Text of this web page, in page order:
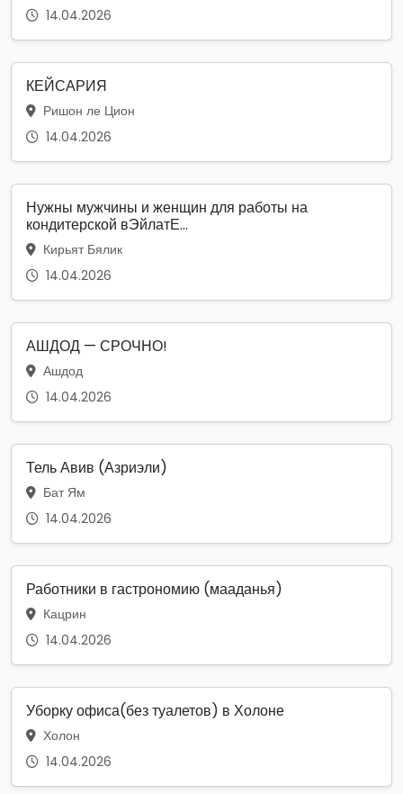
14.04.2026
КЕЙСАРИЯ
Ришон ле Цион
14.04.2026
Нужны мужчины и женщин для работы на
кондитерской вЭйлатЕ...
Кирьят Бялик
14.04.2026
АШДОД — СРОЧНО!
Ашдод
14.04.2026
Тель Авив (Азриэли)
Бат Ям
14.04.2026
Работники в гастрономию (мааданья)
Кацрин
14.04.2026
Уборку офиса(без туалетов) в Холоне
Холон
14.04.2026